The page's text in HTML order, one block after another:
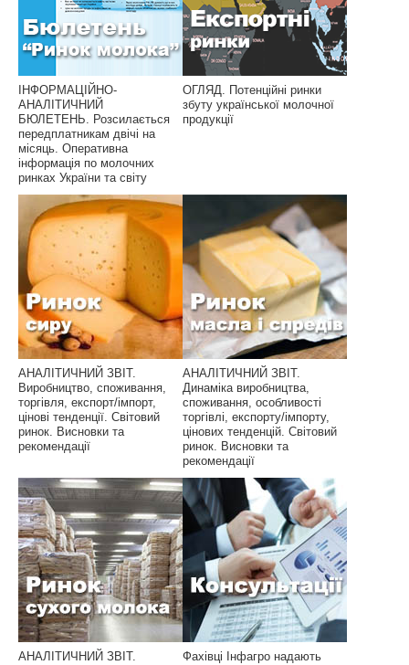
ІНФОРМАЦІЙНО-
АНАЛІТИЧНИЙ
БЮЛЕТЕНЬ. Розсилається
передплатникам двічі на
місяць. Оперативна
інформація по молочних
ринках України та світу
ОГЛЯД. Потенційні ринки
збуту української молочної
продукції
АНАЛІТИЧНИЙ ЗВІТ.
Виробництво, споживання,
торгівля, експорт/імпорт,
цінові тенденції. Світовий
ринок. Висновки та
рекомендації
АНАЛІТИЧНИЙ ЗВІТ.
Динаміка виробництва,
споживання, особливості
торгівлі, експорту/імпорту,
цінових тенденцій. Світовий
ринок. Висновки та
рекомендації
АНАЛІТИЧНИЙ ЗВІТ.
Фахівці Інфагро надають